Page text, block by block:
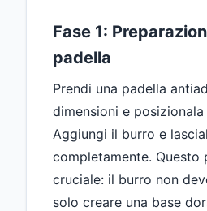
Fase 1:
padella
Prendi una padella
dimensioni e
Aggiungi il burro e
completamente. Questo
cruciale: il burro non
solo creare una base